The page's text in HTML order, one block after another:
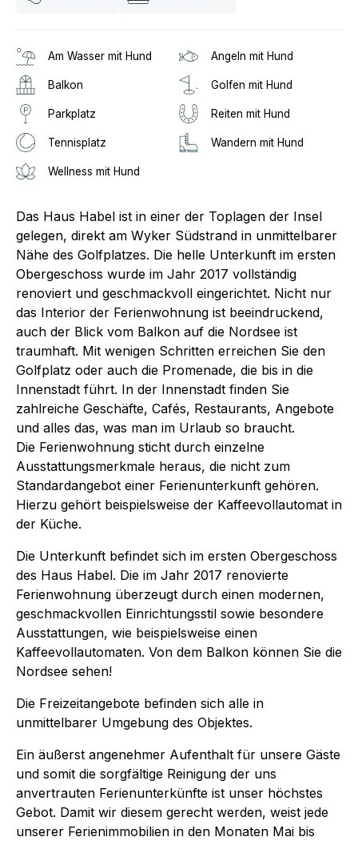
Am Wasser mit Hund Angeln mit Hund
Balkon Golfen mit Hund
Parkplatz Reiten mit Hund
Tennisplatz Wandern mit Hund
Wellness mit Hund
Das Haus Habel ist in einer der Toplagen der Insel
gelegen, direkt am Wyker Südstrand in unmittelbarer
Nähe des Golfplatzes. Die helle Unterkunft im ersten
Obergeschoss wurde im Jahr 2017 vollständig
renoviert und geschmackvoll eingerichtet. Nicht nur
das Interior der Ferienwohnung ist beeindruckend,
auch der Blick vom Balkon auf die Nordsee ist
traumhaft. Mit wenigen Schritten erreichen Sie den
Golfplatz oder auch die Promenade, die bis in die
Innenstadt führt. In der Innenstadt finden Sie
zahlreiche Geschäfte, Cafés, Restaurants, Angebote
und alles das, was man im Urlaub so braucht.
Die Ferienwohnung sticht durch einzelne
Ausstattungsmerkmale heraus, die nicht zum
Standardangebot einer Ferienunterkunft gehören.
Hierzu gehört beispielsweise der Kaffeevollautomat in
der Küche.
Die Unterkunft befindet sich im ersten Obergeschoss
des Haus Habel. Die im Jahr 2017 renovierte
Ferienwohnung überzeugt durch einen modernen,
geschmackvollen Einrichtungsstil sowie besondere
Ausstattungen, wie beispielsweise einen
Kaffeevollautomaten. Von dem Balkon können Sie die
Nordsee sehen!
Die Freizeitangebote befinden sich alle in
unmittelbarer Umgebung des Objektes.
Ein äußerst angenehmer Aufenthalt für unsere Gäste
und somit die sorgfältige Reinigung der uns
anvertrauten Ferienunterkünfte ist unser höchstes
Gebot. Damit wir diesem gerecht werden, weist jede
unserer Ferienimmobilien in den Monaten Mai bis